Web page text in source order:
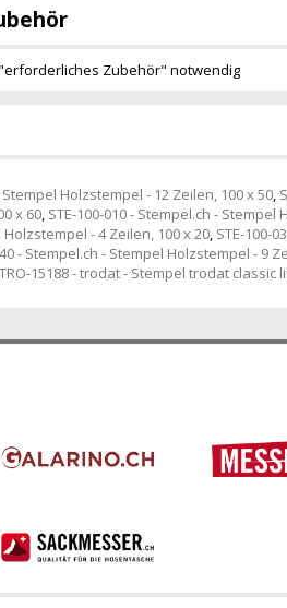
Zubehör" notwendig
Stempel Holzstempel - 12 Zeilen, 100 x 50,
x 60, STE-100-010 - Stempel.ch -
- 4 Zeilen, 100 x 20, STE-100-
- Stempel.ch - Stempel Holzstempel - 9
TRO-15188 - trodat - Stempel trodat classic